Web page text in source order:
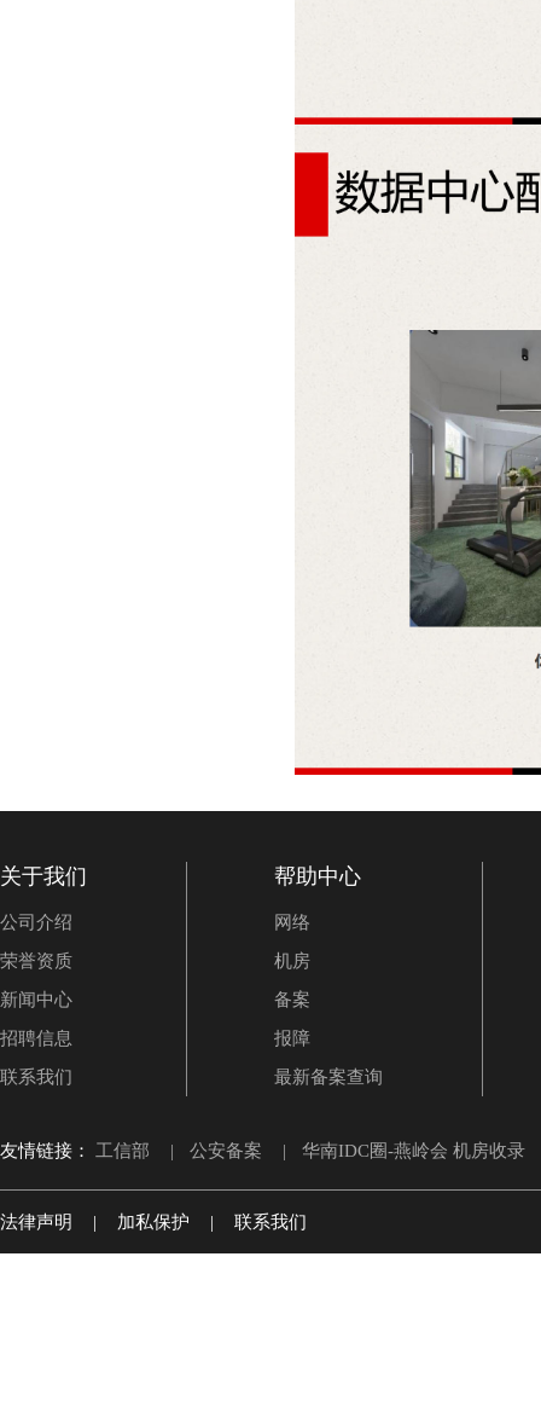
关于我们
公司介绍
荣誉资质
新闻中心
招聘信息
联系我们
帮助中心
网络
机房
备案
报障
最新备案查询
友情链接： 工信部 | 公安备案 | 华南IDC圈-燕岭会 机房收录
法律声明 | 加私保护 | 联系我们